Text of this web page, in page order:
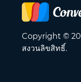
Copyright ©
สงวนลิขสิทธิ์.